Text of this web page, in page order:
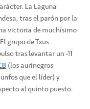
La Laguna
tras el parón por la
victoria de muchísimo
grupo de Txus
tras levantar un -11
(los aurinegros
que el líder) y
al quinto puesto.